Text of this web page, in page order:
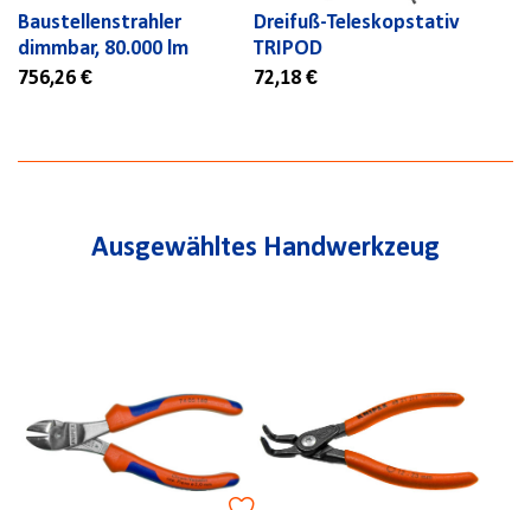
Baustellenstrahler
dimmbar, 80.000 lm
756,26 €
Dreifuß-Teleskopstativ
TRIPOD
72,18 €
Ausgewähltes Handwerkzeug